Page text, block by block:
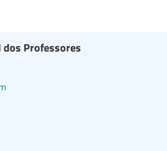
Professores